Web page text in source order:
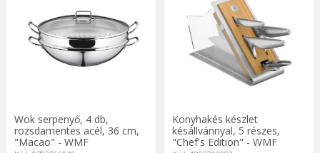
Wok serpenyő, 4 db,
rozsdamentes acél, 36 cm,
"Macao" - WMF
Konyhakés készlet
késállvánnyal, 5 részes,
"Chef's Edition" - WMF